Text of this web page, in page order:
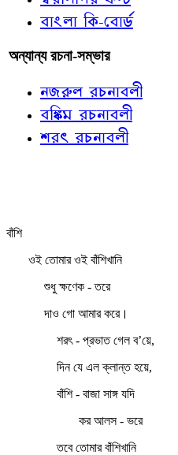
বাংলা কি-বোর্ড
অন্যান্য রচনা-সম্ভার
নজরুল রচনাবলী
বঙ্কিম রচনাবলী
শরৎ রচনাবলী
বাঁশি
ওই তোমার ওই বাঁশিখানি
শুধু ক্ষণেক - তরে
দাও গো আমার করে।
শরৎ - প্রভাত গেল ব’য়ে,
দিন যে এল ক্লান্ত হয়ে,
বাঁশি - বাজা সাঙ্গ যদি
কর আলস - ভরে
তবে তোমার বাঁশিখানি